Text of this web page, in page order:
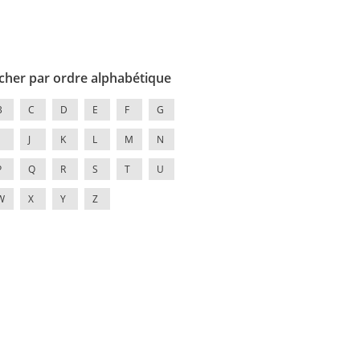
par ordre alphabétique
C D E F G
J K L M N
Q R S T U
X Y Z